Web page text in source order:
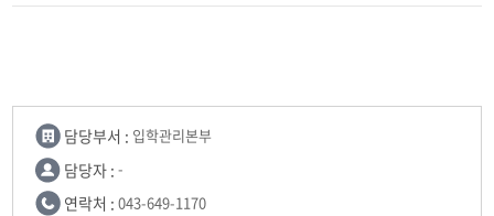
담당부서 : 입학관리본부
담당자 : -
연락처 : 043-649-1170